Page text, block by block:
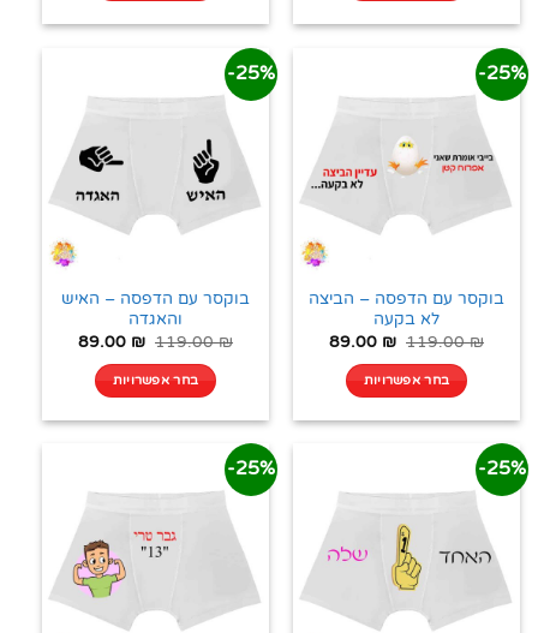
25%-
בוקסר עם הדפסה – הביצה
לא בקעה
119.00₪
89.00 ₪
בחר אפשרויות
25%-
בוקסר עם הדפסה – האיש
והאגדה
119.00₪
89.00 ₪
בחר אפשרויות
25%-
25%-